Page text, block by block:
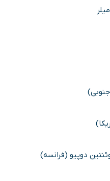
دوپیو (فرانسه)